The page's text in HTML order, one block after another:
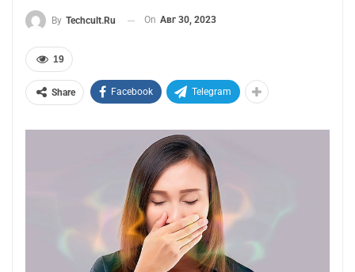
By Techcult.ru On Авг 30, 2023
19
Share Facebook Telegram